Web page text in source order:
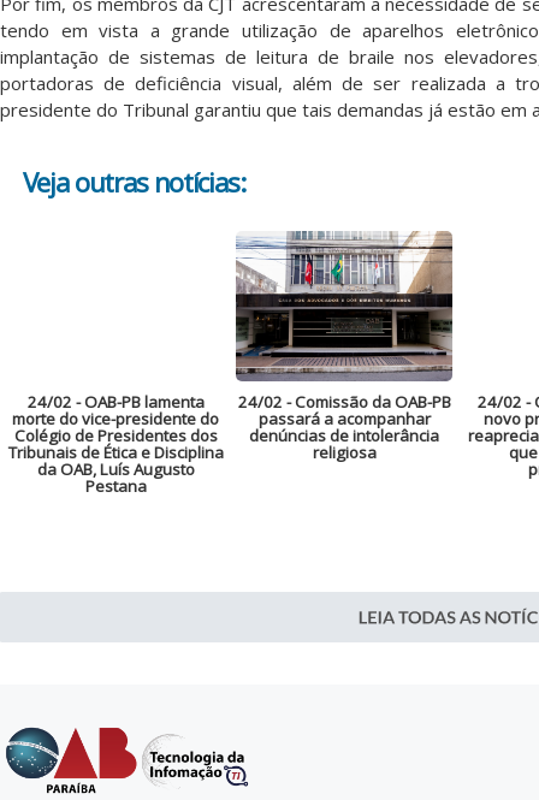
tendo em vista a grande utilização de aparelhos
implantação de sistemas de leitura de braile nos
portadoras de deficiência visual, além de ser realizada a
presidente do Tribunal garantiu que tais demandas já estão em
Veja outras notícias:
24/02 - OAB-PB lamenta
morte do vice-presidente do
Colégio de Presidentes dos
Tribunais de Ética e Disciplina
da OAB, Luís Augusto
Pestana
24/02 - Comissão da OAB-PB
passará a acompanhar
denúncias de intolerância
religiosa
24/02 -
novo